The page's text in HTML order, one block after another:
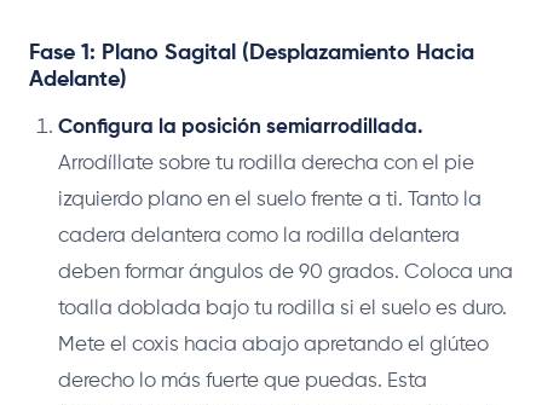
Fase 1: Plano Sagital (Desplazamiento Hacia
Adelante)
Configura la posición semiarrodillada.
Arrodíllate sobre tu rodilla derecha con el pie
izquierdo plano en el suelo frente a ti. Tanto la
cadera delantera como la rodilla delantera
deben formar ángulos de 90 grados. Coloca una
toalla doblada bajo tu rodilla si el suelo es duro.
Mete el coxis hacia abajo apretando el glúteo
derecho lo más fuerte que puedas. Esta